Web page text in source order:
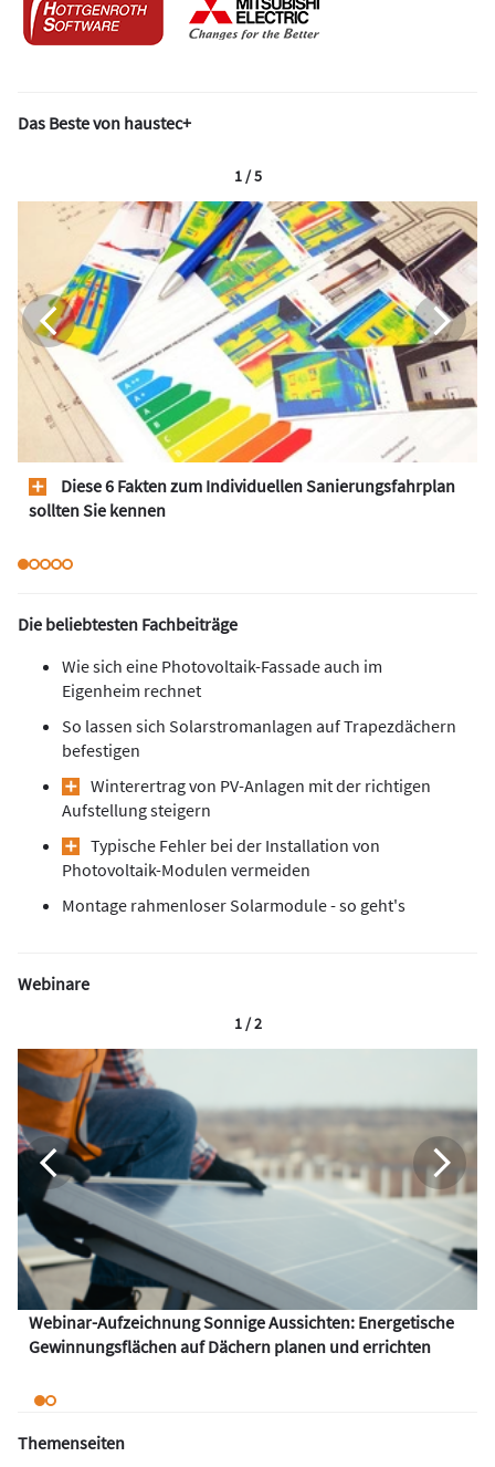
Das Beste von haustec+
Diese 6 Fakten zum Individuellen Sanierungsfahrplan
sollten Sie kennen
1 / 5
Die beliebtesten Fachbeiträge
Wie sich eine Photovoltaik-Fassade auch im
Eigenheim rechnet
So lassen sich Solarstromanlagen auf Trapezdächern
befestigen
Winterertrag von PV-Anlagen mit der richtigen
Aufstellung steigern
Typische Fehler bei der Installation von
Photovoltaik-Modulen vermeiden
Montage rahmenloser Solarmodule - so geht's
Webinare
Webinar-Aufzeichnung Sonnige Aussichten: Energetische
Gewinnungsflächen auf Dächern planen und errichten
1 / 2
Themenseiten